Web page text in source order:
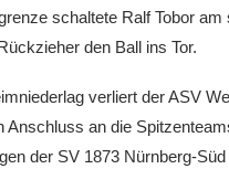
schaltete Ralf Tobor am
den Ball ins Tor.
verliert der ASV
Anschluss an die
der SV 1873 Nürnberg-